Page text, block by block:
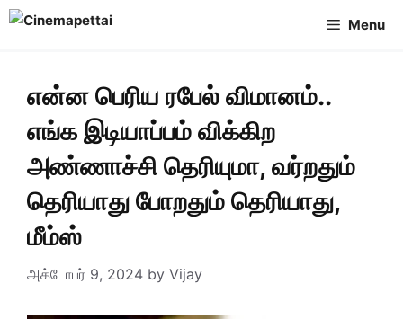
Skip
Menu
என்ன பெரிய ரபேல் விமானம்..
எங்க இடியாப்பம் விக்கிற
அண்ணாச்சி தெரியுமா, வர்றதும்
தெரியாது போறதும் தெரியாது,
மீம்ஸ்
அக்டோபர் 9, 2024 by Vijay